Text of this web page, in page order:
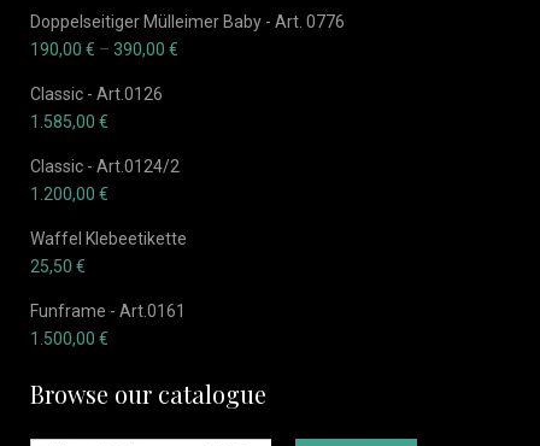
Doppelseitiger Mülleimer Baby - Art. 0776
190,00 € – 390,00 €
Classic - Art.0126
1.585,00 €
Classic - Art.0124/2
1.200,00 €
Waffel Klebeetikette
25,50 €
Funframe - Art.0161
1.500,00 €
Browse our catalogue